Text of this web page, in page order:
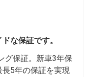
な保証です。
グ保証。新車3年保
5年の保証を実現